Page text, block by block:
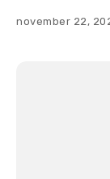
november 22,